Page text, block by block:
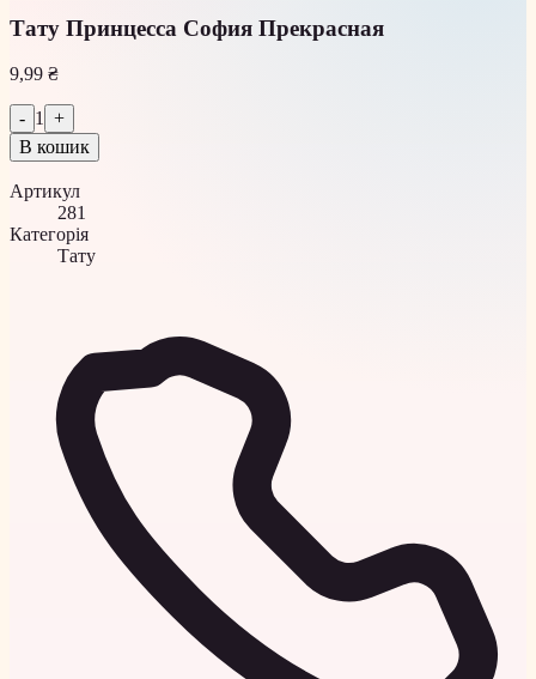
Тату Принцесса София Прекрасная
9,99 ₴
- 1 +
В кошик
Артикул
281
Категорія
Тату